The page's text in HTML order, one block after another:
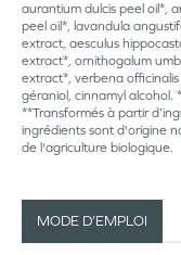
aurantium dulcis peel oil*,
peel oil*, lavandula
extract, aesculus
extract*, ornithogalum
extract*, verbena
géraniol, cinnamyl alcohol.
**Transformés à partir
ingrédients sont d'origine
de l'agriculture biologique.
MODE D’EMPLOI